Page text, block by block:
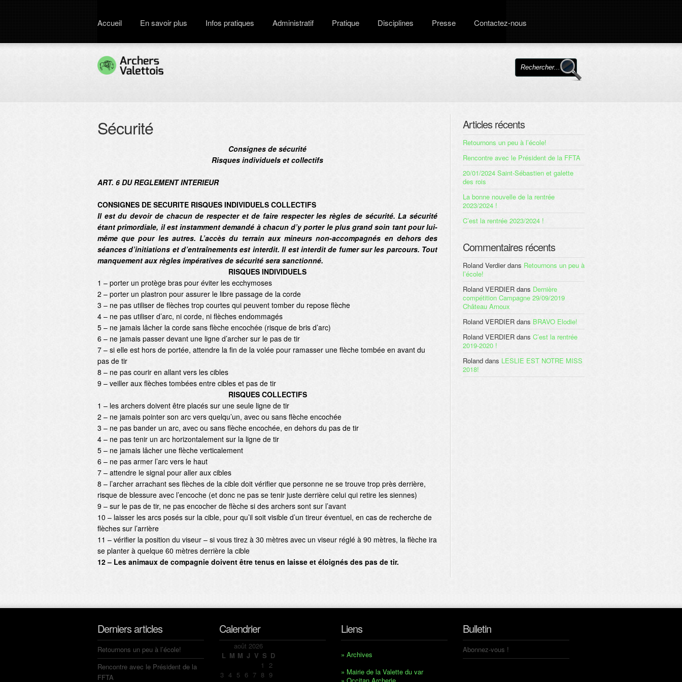
Accueil En savoir plus Infos pratiques Administratif Pratique Disciplines Presse Contactez-nous
Sécurité
Consignes de sécurité
Risques individuels et collectifs
ART. 6 DU REGLEMENT INTERIEUR
CONSIGNES DE SECURITE RISQUES INDIVIDUELS COLLECTIFS
Il est du devoir de chacun de respecter et de faire respecter les règles de sécurité. La sécurité
étant primordiale, il est instamment demandé à chacun d’y porter le plus grand soin tant pour lui-
même que pour les autres. L’accès du terrain aux mineurs non-accompagnés en dehors des
séances d’initiations et d’entraînements est interdit. Il est interdit de fumer sur les parcours. Tout
manquement aux règles impératives de sécurité sera sanctionné.
RISQUES INDIVIDUELS
1 – porter un protège bras pour éviter les ecchymoses
2 – porter un plastron pour assurer le libre passage de la corde
3 – ne pas utiliser de flèches trop courtes qui peuvent tomber du repose flèche
4 – ne pas utiliser d’arc, ni corde, ni flèches endommagés
5 – ne jamais lâcher la corde sans flèche encochée (risque de bris d’arc)
6 – ne jamais passer devant une ligne d’archer sur le pas de tir
7 – si elle est hors de portée, attendre la fin de la volée pour ramasser une flèche tombée en avant du
pas de tir
8 – ne pas courir en allant vers les cibles
9 – veiller aux flèches tombées entre cibles et pas de tir
RISQUES COLLECTIFS
1 – les archers doivent être placés sur une seule ligne de tir
2 – ne jamais pointer son arc vers quelqu’un, avec ou sans flèche encochée
3 – ne pas bander un arc, avec ou sans flèche encochée, en dehors du pas de tir
4 – ne pas tenir un arc horizontalement sur la ligne de tir
5 – ne jamais lâcher une flèche verticalement
6 – ne pas armer l’arc vers le haut
7 – attendre le signal pour aller aux cibles
8 – l’archer arrachant ses flèches de la cible doit vérifier que personne ne se trouve trop près derrière,
risque de blessure avec l’encoche (et donc ne pas se tenir juste derrière celui qui retire les siennes)
9 – sur le pas de tir, ne pas encocher de flèche si des archers sont sur l’avant
10 – laisser les arcs posés sur la cible, pour qu’il soit visible d’un tireur éventuel, en cas de recherche de
flèches sur l’arrière
11 – vérifier la position du viseur – si vous tirez à 30 mètres avec un viseur réglé à 90 mètres, la flèche ira
se planter à quelque 60 mètres derrière la cible
12 – Les animaux de compagnie doivent être tenus en laisse et éloignés des pas de tir.
Articles récents
Retournons un peu à l’école!
Rencontre avec le Président de la FFTA
20/01/2024 Saint-Sébastien et galette
des rois
La bonne nouvelle de la rentrée
2023/2024 !
C’est la rentrée 2023/2024 !
Commentaires récents
Roland Verdierdans Retournons un peu à
l’école!
Roland VERDIER dans Dernière
compétition Campagne 29/09/2019
Château Arnoux
Roland VERDIER dans BRAVO Elodie!
Roland VERDIER dans C’est la rentrée
2019-2020 !
Roland dans LESLIE EST NOTRE MISS
2018!
Derniers articles
Retournons un peu à l’école!
Rencontre avec le Président de la
FFTA
Calendrier
août 2026
L M M J V S D
1 2
3 4 5 6 7 8 9
Liens
» Archives
» Mairie de la Valette du var
Bulletin
Abonnez-vous !